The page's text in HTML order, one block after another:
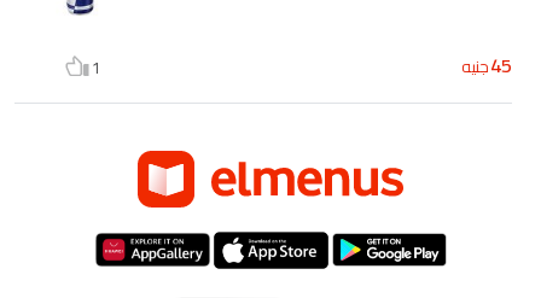
45جنيه 1